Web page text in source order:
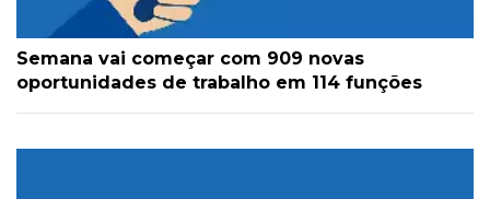
Semana vai começar com 909 novas
oportunidades de trabalho em 114 funções